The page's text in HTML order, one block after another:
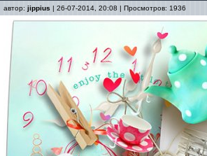
автор: jippius | 26-07-2014, 20:08 | Просмотров: 1936